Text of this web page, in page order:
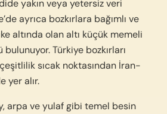
yakın veya yetersiz veri
ayrıca bozkırlara bağımlı ve
altında olan altı küçük memeli
Türkiye bozkırları
sıcak noktasından İran-
yer alır.
arpa ve yulaf gibi temel besin